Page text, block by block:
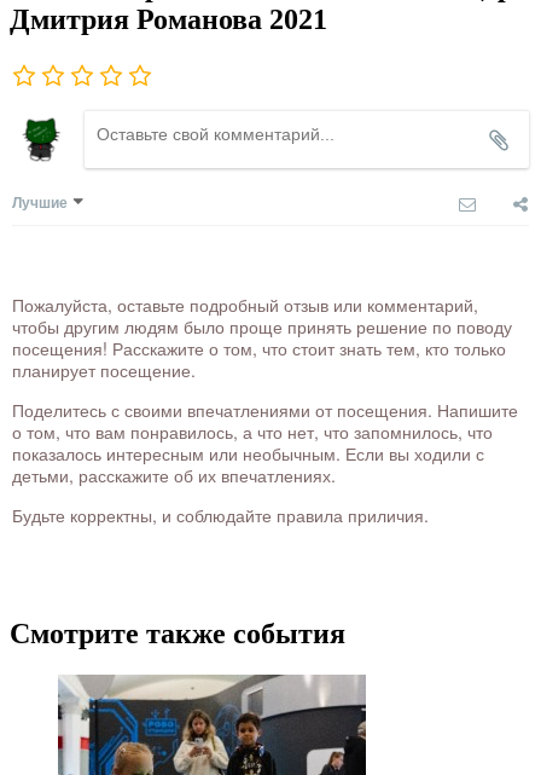
Дмитрия Романова 2021
Лучшие
Пожалуйста, оставьте подробный отзыв или комментарий,
чтобы другим людям было проще принять решение по поводу
посещения! Расскажите о том, что стоит знать тем, кто только
планирует посещение.
Поделитесь с своими впечатлениями от посещения. Напишите
о том, что вам понравилось, а что нет, что запомнилось, что
показалось интересным или необычным. Если вы ходили с
детьми, расскажите об их впечатлениях.
Будьте корректны, и соблюдайте правила приличия.
Смотрите также события